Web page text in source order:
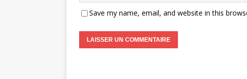
Save my name, email, and website in this